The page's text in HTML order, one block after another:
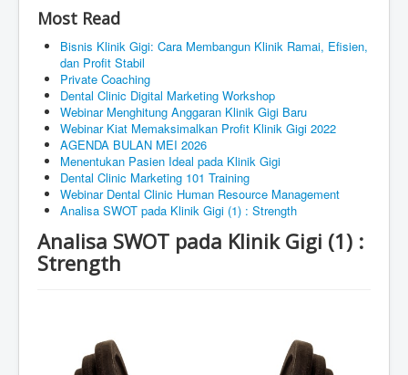
Most Read
Bisnis Klinik Gigi: Cara Membangun Klinik Ramai, Efisien,
dan Profit Stabil
Private Coaching
Dental Clinic Digital Marketing Workshop
Webinar Menghitung Anggaran Klinik Gigi Baru
Webinar Kiat Memaksimalkan Profit Klinik Gigi 2022
AGENDA BULAN MEI 2026
Menentukan Pasien Ideal pada Klinik Gigi
Dental Clinic Marketing 101 Training
Webinar Dental Clinic Human Resource Management
Analisa SWOT pada Klinik Gigi (1) : Strength
Analisa SWOT pada Klinik Gigi (1) :
Strength